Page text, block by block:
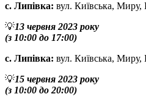
с. Липівка: вул. Київська,
💡13 червня 2023 року
(з 10:00 до 17:00)
с. Липівка: вул. Київська,
💡15 червня 2023 року
(з 10:00 до 20:00)